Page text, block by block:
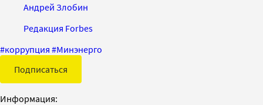
Андрей Злобин
Редакция Forbes
#коррупция #Минэнерго
Подписаться
Информация: